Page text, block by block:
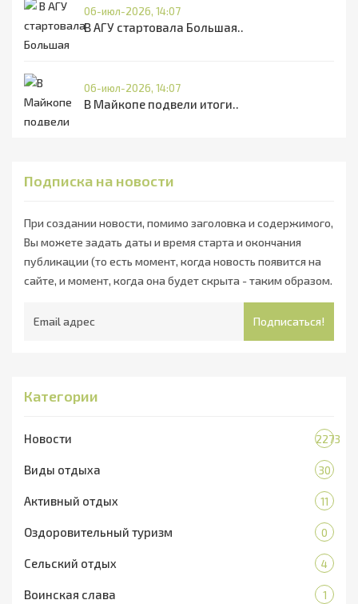
06-июл-2026, 14:07
В АГУ стартовала Большая..
06-июл-2026, 14:07
В Майкопе подвели итоги..
Подписка на новости
При создании новости, помимо заголовка и содержимого,
Вы можете задать даты и время старта и окончания
публикации (то есть момент, когда новость появится на
сайте, и момент, когда она будет скрыта - таким образом.
Подписаться!
Категории
Новости 2273
Виды отдыха 30
Активный отдых 11
Оздоровительный туризм 0
Сельский отдых 4
Воинская слава 1